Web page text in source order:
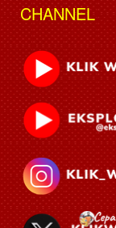
CHANNEL